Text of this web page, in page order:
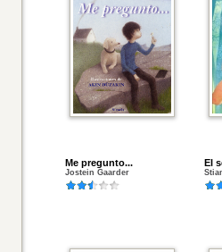
Me pregunto...
Jostein Gaarder
El